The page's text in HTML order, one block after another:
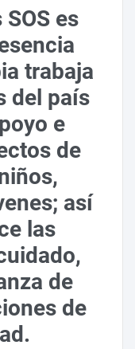
es
trabaja
del país
e
de
así
las
de
de